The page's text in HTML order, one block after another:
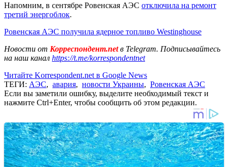
Напомним, в сентябре Ровенская АЭС отключила на ремонт
третий энергоблок.
Ровенская АЭС получила ядерное топливо Westinghouse
Новости от Корреспондент.netв Telegram. Подписывайтесь
на наш канал https://t.me/korrespondentnet
Читайте Korrespondent.net в Google News
ТЕГИ: АЭС, авария, новости Украины, Ровенская АЭС
Если вы заметили ошибку, выделите необходимый текст и
нажмите Ctrl+Enter, чтобы сообщить об этом редакции.